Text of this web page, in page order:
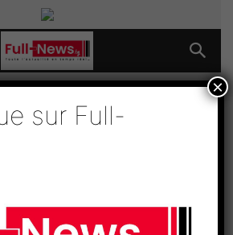
Société
togolaise en
sur Full-
×